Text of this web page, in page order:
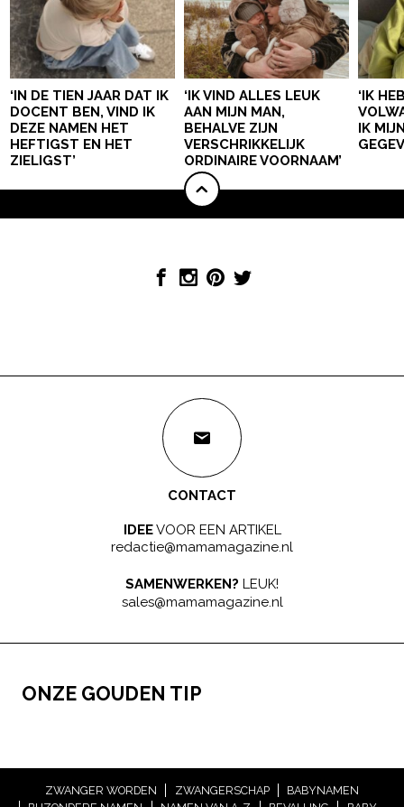
‘IN DE TIEN JAAR DAT IK
DOCENT BEN, VIND IK
DEZE NAMEN HET
HEFTIGST EN HET
ZIELIGST’
‘IK VIND ALLES LEUK
AAN MIJN MAN,
BEHALVE ZIJN
VERSCHRIKKELIJK
ORDINAIRE VOORNAAM’
‘IK
IK
CONTACT
IDEEVOOR EEN ARTIKEL
redactie@mamamagazine.nl
SAMENWERKEN? LEUK!
sales@mamamagazine.nl
ONZE GOUDEN TIP
ZWANGER WORDEN ZWANGERSCHAP
BABYNAMEN